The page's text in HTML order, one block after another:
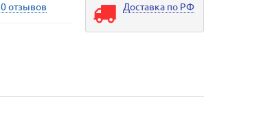
0 отзывов Доставка по РФ